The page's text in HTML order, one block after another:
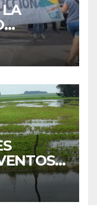
DE
SER UN